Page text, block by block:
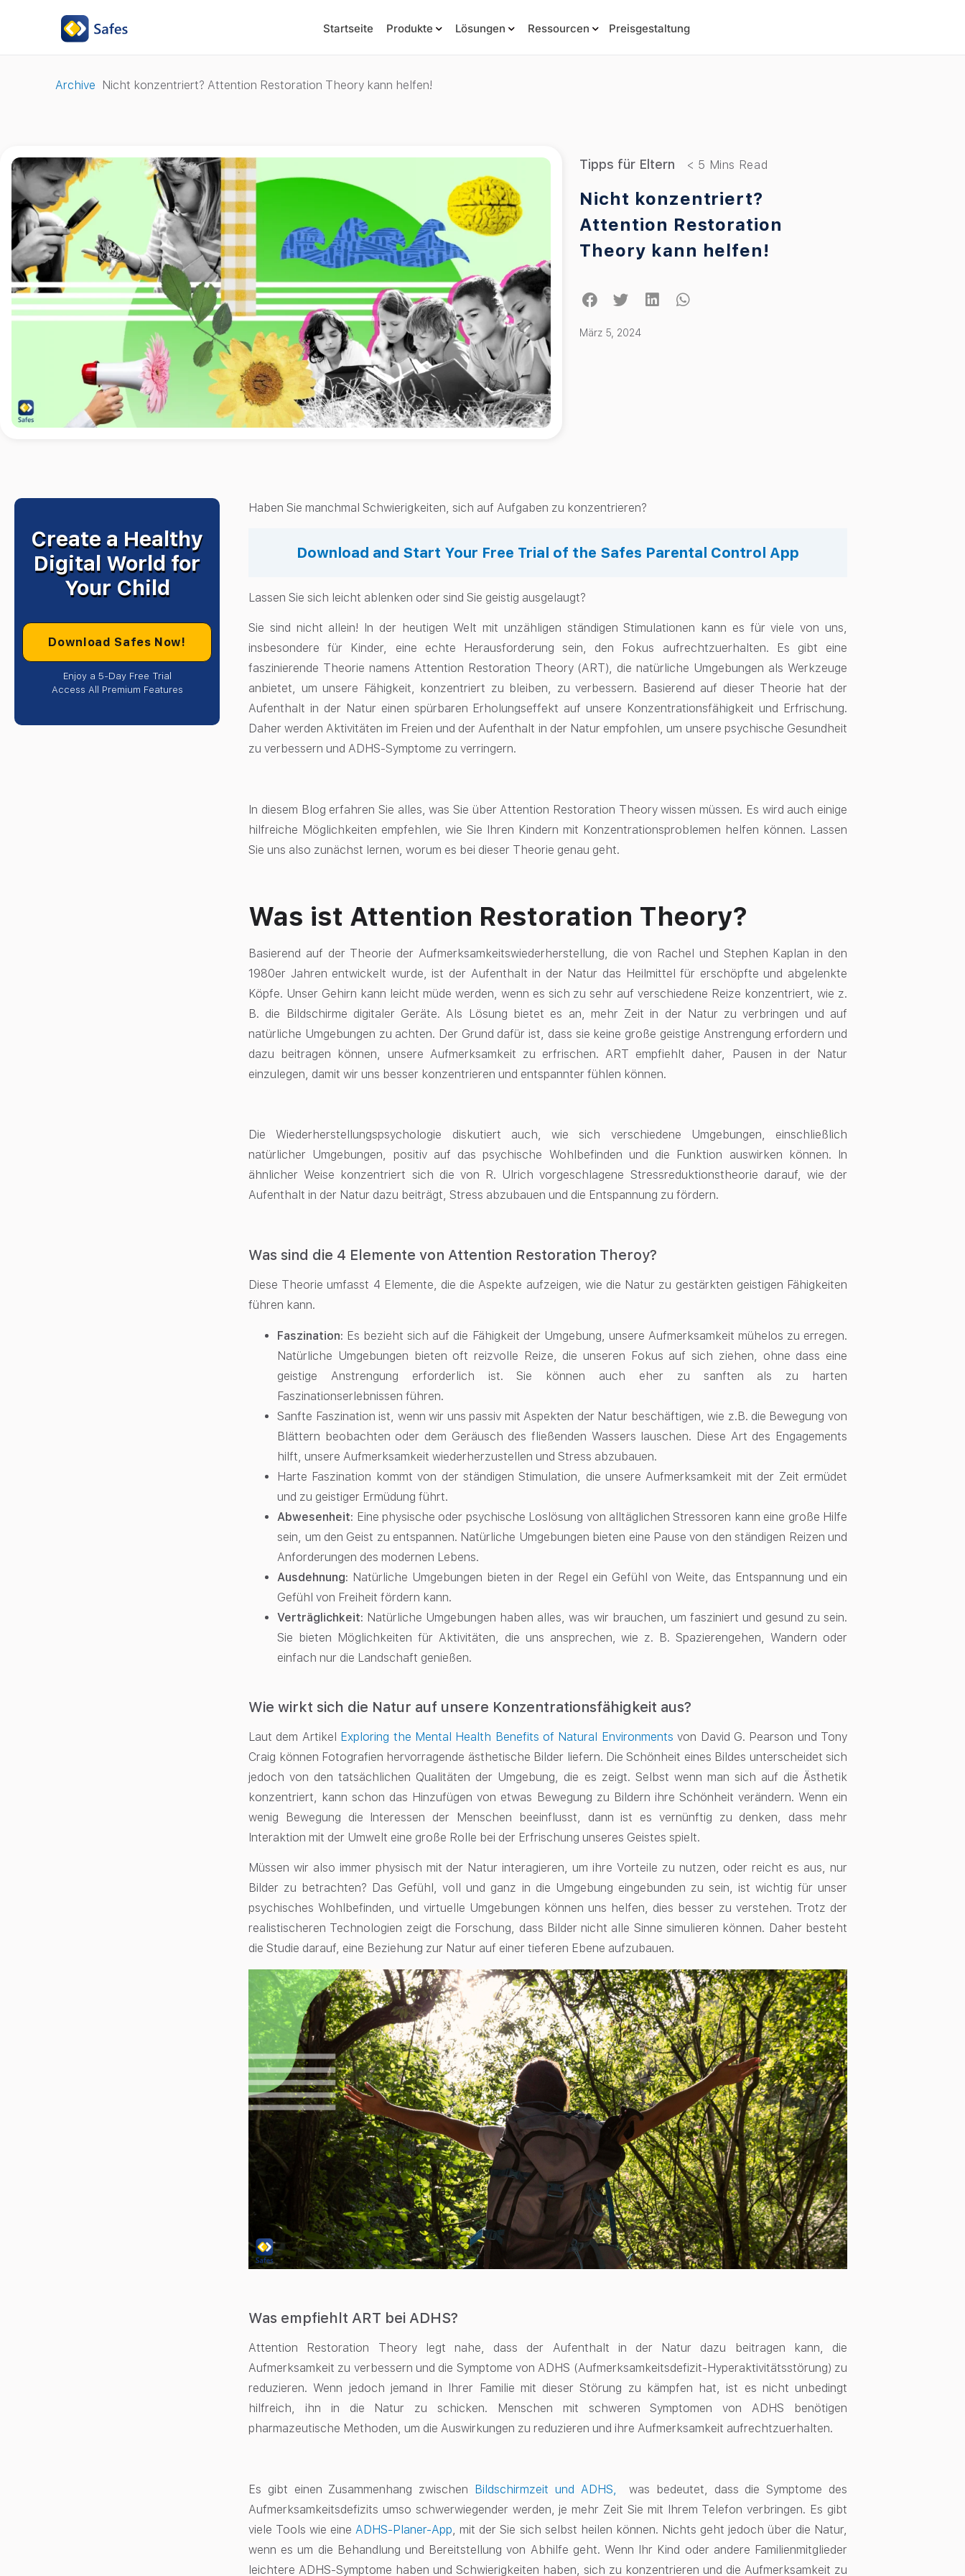
Startseite Produkte Lösungen Ressourcen Preisgestaltung
Archive Nicht konzentriert? Attention Restoration Theory kann helfen!
Tipps für Eltern
Nicht konzentriert?
Attention Restoration
Theory kann helfen!
März 5, 2024
Create a Healthy
Digital World for
Your Child
Download Safes Now!
Enjoy a 5-Day Free Trial
Access All Premium Features
Haben Sie manchmal Schwierigkeiten, sich auf Aufgaben zu konzentrieren?
Download and Start Your Free Trial of the Safes Parental Control App
Lassen Sie sich leicht ablenken oder sind Sie geistig ausgelaugt?
Sie sind nicht allein! In der heutigen Welt mit unzähligen ständigen Stimulationen kann es für viele von uns,
insbesondere für Kinder, eine echte Herausforderung sein, den Fokus aufrechtzuerhalten. Es gibt eine
faszinierende Theorie namens Attention Restoration Theory (ART), die natürliche Umgebungen als Werkzeuge
anbietet, um unsere Fähigkeit, konzentriert zu bleiben, zu verbessern. Basierend auf dieser Theorie hat der
Aufenthalt in der Natur einen spürbaren Erholungseffekt auf unsere Konzentrationsfähigkeit und Erfrischung.
Daher werden Aktivitäten im Freien und der Aufenthalt in der Natur empfohlen, um unsere psychische Gesundheit
zu verbessern und ADHS-Symptome zu verringern.
In diesem Blog erfahren Sie alles, was Sie über Attention Restoration Theory wissen müssen. Es wird auch einige
hilfreiche Möglichkeiten empfehlen, wie Sie Ihren Kindern mit Konzentrationsproblemen helfen können. Lassen
Sie uns also zunächst lernen, worum es bei dieser Theorie genau geht.
Was ist Attention Restoration Theory?
Basierend auf der Theorie der Aufmerksamkeitswiederherstellung, die von Rachel und Stephen Kaplan in den
1980er Jahren entwickelt wurde, ist der Aufenthalt in der Natur das Heilmittel für erschöpfte und abgelenkte
Köpfe. Unser Gehirn kann leicht müde werden, wenn es sich zu sehr auf verschiedene Reize konzentriert, wie z.
B. die Bildschirme digitaler Geräte. Als Lösung bietet es an, mehr Zeit in der Natur zu verbringen und auf
natürliche Umgebungen zu achten. Der Grund dafür ist, dass sie keine große geistige Anstrengung erfordern und
dazu beitragen können, unsere Aufmerksamkeit zu erfrischen. ART empfiehlt daher, Pausen in der Natur
einzulegen, damit wir uns besser konzentrieren und entspannter fühlen können.
Die Wiederherstellungspsychologie diskutiert auch, wie sich verschiedene Umgebungen, einschließlich
natürlicher Umgebungen, positiv auf das psychische Wohlbefinden und die Funktion auswirken können. In
ähnlicher Weise konzentriert sich die von R. Ulrich vorgeschlagene Stressreduktionstheorie darauf, wie der
Aufenthalt in der Natur dazu beiträgt, Stress abzubauen und die Entspannung zu fördern.
Was sind die 4 Elemente von Attention Restoration Theroy?
Diese Theorie umfasst 4 Elemente, die die Aspekte aufzeigen, wie die Natur zu gestärkten geistigen Fähigkeiten
führen kann.
Faszination: Es bezieht sich auf die Fähigkeit der Umgebung, unsere Aufmerksamkeit mühelos zu erregen.
Natürliche Umgebungen bieten oft reizvolle Reize, die unseren Fokus auf sich ziehen, ohne dass eine
geistige Anstrengung erforderlich ist. Sie können auch eher zu sanften als zu harten
Faszinationserlebnissen führen.
Sanfte Faszination ist, wenn wir uns passiv mit Aspekten der Natur beschäftigen, wie z.B. die Bewegung von
Blättern beobachten oder dem Geräusch des fließenden Wassers lauschen. Diese Art des Engagements
hilft, unsere Aufmerksamkeit wiederherzustellen und Stress abzubauen.
Harte Faszination kommt von der ständigen Stimulation, die unsere Aufmerksamkeit mit der Zeit ermüdet
und zu geistiger Ermüdung führt.
Abwesenheit: Eine physische oder psychische Loslösung von alltäglichen Stressoren kann eine große Hilfe
sein, um den Geist zu entspannen. Natürliche Umgebungen bieten eine Pause von den ständigen Reizen und
Anforderungen des modernen Lebens.
Ausdehnung: Natürliche Umgebungen bieten in der Regel ein Gefühl von Weite, das Entspannung und ein
Gefühl von Freiheit fördern kann.
Verträglichkeit: Natürliche Umgebungen haben alles, was wir brauchen, um fasziniert und gesund zu sein.
Sie bieten Möglichkeiten für Aktivitäten, die uns ansprechen, wie z. B. Spazierengehen, Wandern oder
einfach nur die Landschaft genießen.
Wie wirkt sich die Natur auf unsere Konzentrationsfähigkeit aus?
Laut dem Artikel Exploring the Mental Health Benefits of Natural Environments von David G. Pearson und Tony
Craig können Fotografien hervorragende ästhetische Bilder liefern. Die Schönheit eines Bildes unterscheidet sich
jedoch von den tatsächlichen Qualitäten der Umgebung, die es zeigt. Selbst wenn man sich auf die Ästhetik
konzentriert, kann schon das Hinzufügen von etwas Bewegung zu Bildern ihre Schönheit verändern. Wenn ein
wenig Bewegung die Interessen der Menschen beeinflusst, dann ist es vernünftig zu denken, dass mehr
Interaktion mit der Umwelt eine große Rolle bei der Erfrischung unseres Geistes spielt.
Müssen wir also immer physisch mit der Natur interagieren, um ihre Vorteile zu nutzen, oder reicht es aus, nur
Bilder zu betrachten? Das Gefühl, voll und ganz in die Umgebung eingebunden zu sein, ist wichtig für unser
psychisches Wohlbefinden, und virtuelle Umgebungen können uns helfen, dies besser zu verstehen. Trotz der
realistischeren Technologien zeigt die Forschung, dass Bilder nicht alle Sinne simulieren können. Daher besteht
die Studie darauf, eine Beziehung zur Natur auf einer tieferen Ebene aufzubauen.
Was empfiehlt ART bei ADHS?
Attention Restoration Theory legt nahe, dass der Aufenthalt in der Natur dazu beitragen kann, die
Aufmerksamkeit zu verbessern und die Symptome von ADHS (Aufmerksamkeitsdefizit-Hyperaktivitätsstörung) zu
reduzieren. Wenn jedoch jemand in Ihrer Familie mit dieser Störung zu kämpfen hat, ist es nicht unbedingt
hilfreich, ihn in die Natur zu schicken. Menschen mit schweren Symptomen von ADHS benötigen
pharmazeutische Methoden, um die Auswirkungen zu reduzieren und ihre Aufmerksamkeit aufrechtzuerhalten.
Es gibt einen Zusammenhang zwischen Bildschirmzeit und ADHS,
was bedeutet, dass die Symptome des
Aufmerksamkeitsdefizits umso schwerwiegender werden, je mehr Zeit Sie mit Ihrem Telefon verbringen. Es gibt
viele Tools wie eineADHS-Planer-App, mit der Sie sich selbst heilen können. Nichts geht jedoch über die Natur,
wenn es um die Behandlung und Bereitstellung von Abhilfe geht. Wenn Ihr Kind oder andere Familienmitglieder
leichtere ADHS-Symptome haben und Schwierigkeiten haben, sich zu konzentrieren und die Aufmerksamkeit zu